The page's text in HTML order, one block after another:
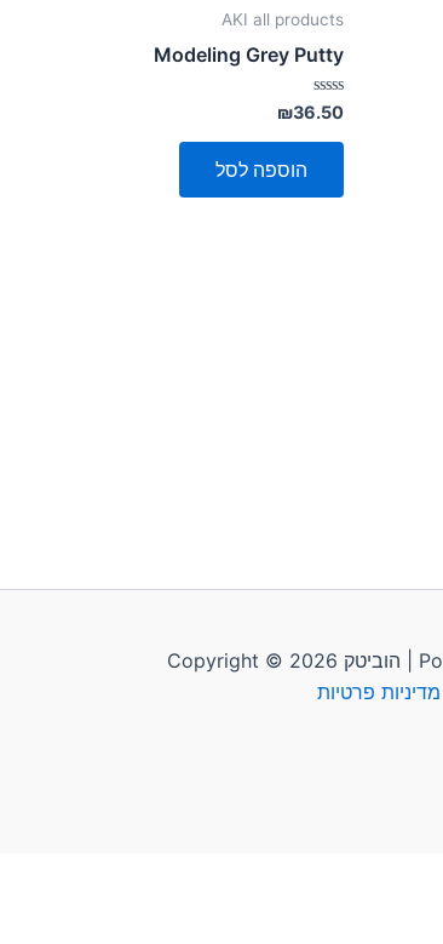
AKI all products
Modeling Grey Putty
דורג
0
מתוך
₪36.50
הוספה לסל
מדיניות פרטיות